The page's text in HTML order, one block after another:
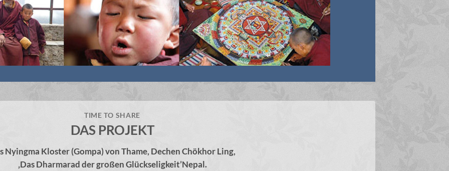
TIME TO SHARE
DAS PROJEKT
Nyingma Kloster (Gompa) von Thame, Dechen Chökhor Ling,
‚Das Dharmarad der großen Glückseligkeit’Nepal.